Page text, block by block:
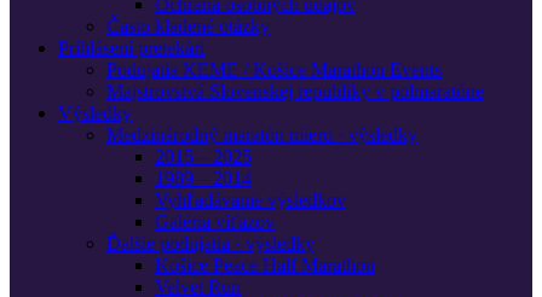
Ochrana osobných údajov
Často kladené otázky
Prihlásení pretekári
Podujatia KEME / Košice Marathon Events
Majstrovstvá Slovenskej republiky v polmaratóne
Výsledky
Medzinárodný maratón mieru · výsledky
2015 – 2025
1989 – 2014
Vyhľadávanie výsledkov
Galéria víťazov
Ďalšie podujatia · výsledky
Košice Peace Half Marathon
Velvet Run